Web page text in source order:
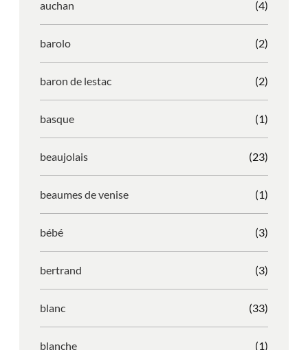
auchan (4)
barolo (2)
baron de lestac (2)
basque (1)
beaujolais (23)
beaumes de venise (1)
bébé (3)
bertrand (3)
blanc (33)
blanche (1)